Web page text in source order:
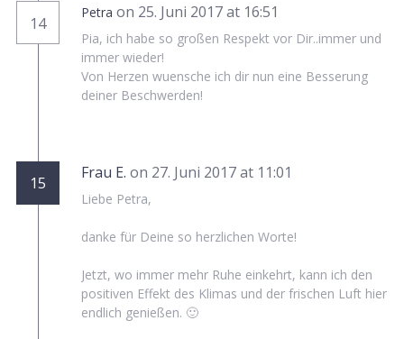
14
Petra on 25. Juni 2017 at 16:51
Pia, ich habe so großen Respekt vor Dir..immer und
immer wieder!
Von Herzen wuensche ich dir nun eine Besserung
deiner Beschwerden!
15
Frau E. on 27. Juni 2017 at 11:01
Liebe Petra,
danke für Deine so herzlichen Worte!
Jetzt, wo immer mehr Ruhe einkehrt, kann ich den
positiven Effekt des Klimas und der frischen Luft hier
endlich genießen. 🙂